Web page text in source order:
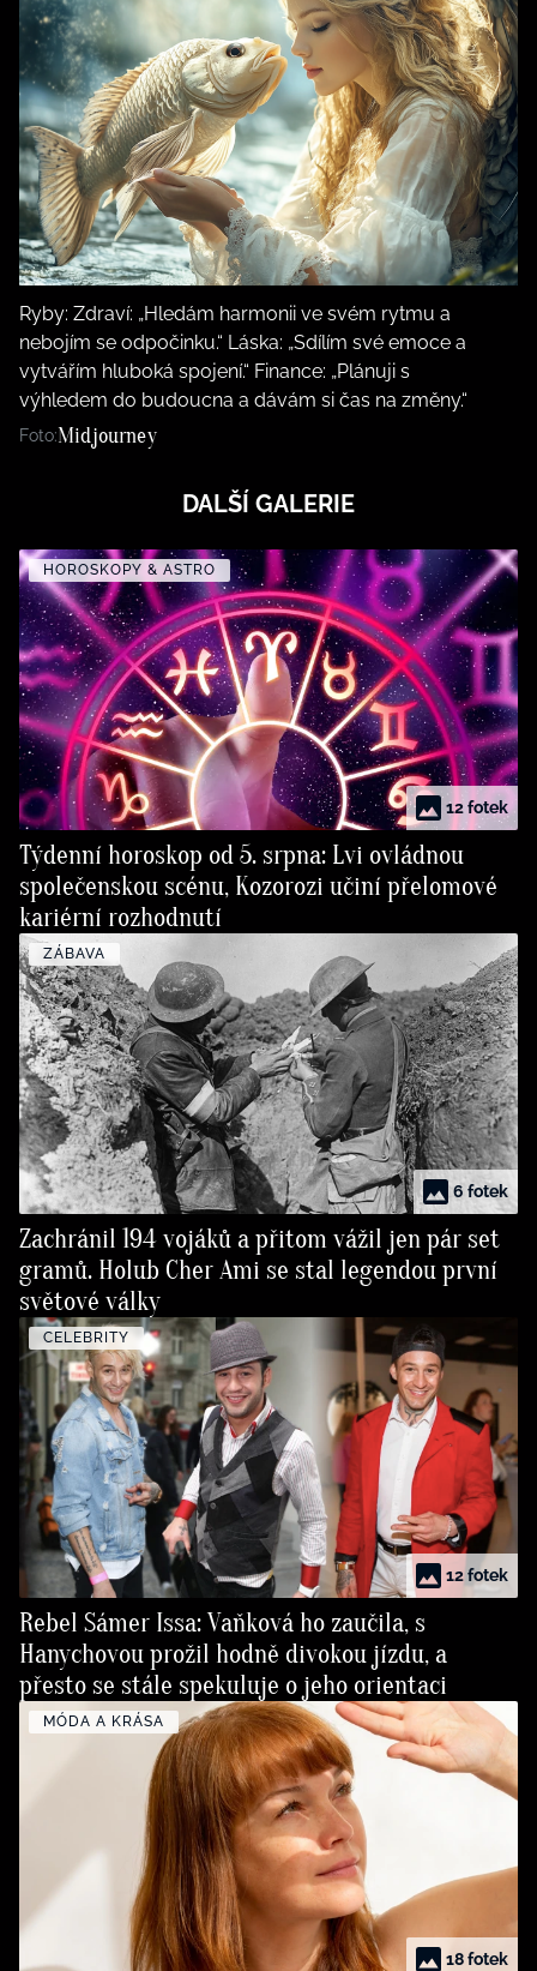
Ryby: Zdraví: „Hledám harmonii ve svém rytmu a
nebojím se odpočinku.“ Láska: „Sdílím své emoce a
vytvářím hluboká spojení.“ Finance: „Plánuji s
výhledem do budoucna a dávám si čas na změny.“
Foto:Midjourney
DALŠÍ GALERIE
HOROSKOPY & ASTRO
12 fotek
Týdenní horoskop od 5. srpna: Lvi ovládnou
společenskou scénu, Kozorozi učiní přelomové
kariérní rozhodnutí
ZÁBAVA
6 fotek
Zachránil 194 vojáků a přitom vážil jen pár set
gramů. Holub Cher Ami se stal legendou první
světové války
CELEBRITY
12 fotek
Rebel Sámer Issa: Vaňková ho zaučila, s
Hanychovou prožil hodně divokou jízdu, a
přesto se stále spekuluje o jeho orientaci
MÓDA A KRÁSA
18 fotek